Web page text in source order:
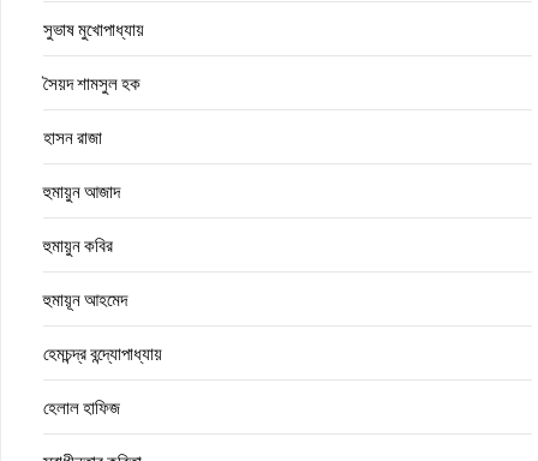
সুভাষ মুখোপাধ্যায়
সৈয়দ শামসুল হক
হাসন রাজা
হুমায়ুন আজাদ
হুমায়ুন কবির
হুমায়ূন আহমেদ
হেমচন্দ্র বন্দ্যোপাধ্যায়
হেলাল হাফিজ